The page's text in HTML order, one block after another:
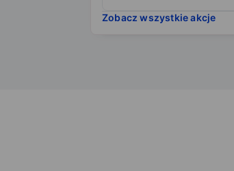
Zobacz wszystkie akcje